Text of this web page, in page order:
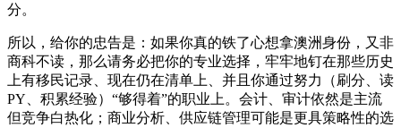
分。
所以，给你的忠告是：如果你真的铁了心想拿澳洲身份，又非
商科不读，那么请务必把你的专业选择，牢牢地钉在那些历史
上有移民记录、现在仍在清单上、并且你通过努力（刷分、读
PY、积累经验）“够得着”的职业上。会计、审计依然是主流
但竞争白热化；商业分析、供应链管理可能是更具策略性的选